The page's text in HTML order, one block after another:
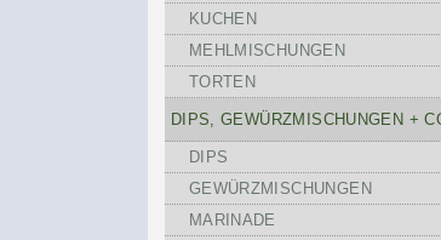
KUCHEN
MEHLMISCHUNGEN
TORTEN
DIPS, GEWÜRZMISCHUNGEN +
DIPS
GEWÜRZMISCHUNGEN
MARINADE